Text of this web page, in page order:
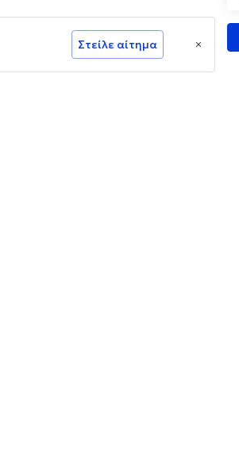
Στείλε αίτημα